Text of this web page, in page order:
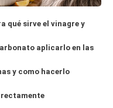
qué sirve el vinagre y
aplicarlo en las
y como hacerlo